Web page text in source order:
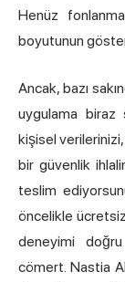
Henüz
boyutunun
Ancak, bazı
uygulama biraz
kişisel
bir güvenlik
teslim
öncelikle
deneyimi
cömert. Nastia